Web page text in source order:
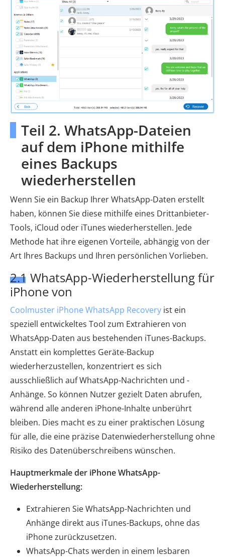
Teil 2. WhatsApp-Dateien
auf dem iPhone mithilfe
eines Backups
wiederherstellen
Wenn Sie ein Backup Ihrer WhatsApp-Daten erstellt
haben, können Sie diese mithilfe eines Drittanbieter-
Tools, iCloud oder iTunes wiederherstellen. Jede
Methode hat ihre eigenen Vorteile, abhängig von der
Art Ihres Backups und Ihren persönlichen Vorlieben.
2.1 WhatsApp-Wiederherstellung für
iPhone von
Coolmuster iPhone WhatsApp Recovery ist ein
speziell entwickeltes Tool zum Extrahieren von
WhatsApp-Daten aus bestehenden iTunes-Backups.
Anstatt ein komplettes Geräte-Backup
wiederherzustellen, konzentriert es sich
ausschließlich auf WhatsApp-Nachrichten und -
Anhänge. So können Nutzer gezielt Daten abrufen,
während alle anderen iPhone-Inhalte unberührt
bleiben. Dies macht es zu einer praktischen Lösung
für alle, die eine präzise Datenwiederherstellung ohne
Risiko des Datenüberschreibens wünschen.
Hauptmerkmale der iPhone WhatsApp-
Wiederherstellung:
Extrahieren Sie WhatsApp-Nachrichten und
Anhänge direkt aus iTunes-Backups, ohne das
iPhone zurückzusetzen.
WhatsApp-Chats werden in einem lesbaren